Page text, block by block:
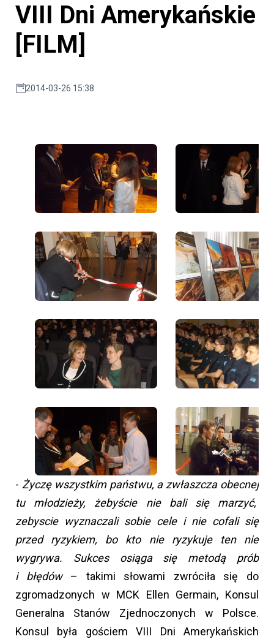
VIII Dni Amerykańskie
[FILM]
2014-03-26 15:38
- Życzę wszystkim państwu, a zwłaszcza obecnej
tu młodzieży, żebyście nie bali się marzyć,
zebyscie wyznaczali sobie cele i nie cofali się
przed ryzykiem, bo kto nie ryzykuje ten nie
wygrywa. Sukces osiąga się metodą prób
i błędów– takimi słowami zwróciła się do
zgromadzonych w MCK Ellen Germain, Konsul
Generalna Stanów Zjednoczonych w Polsce.
Konsul była gościem VIII Dni Amerykańskich